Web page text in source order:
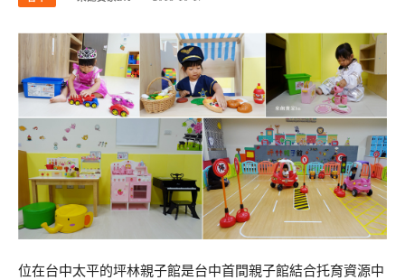
位在台中太平的坪林親子館是台中首間親子館結合托育資源中